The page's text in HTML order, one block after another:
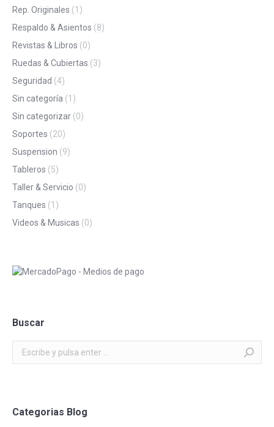
Rep. Originales (1)
Respaldo & Asientos (8)
Revistas & Libros (0)
Ruedas & Cubiertas (3)
Seguridad (4)
Sin categoría (1)
Sin categorizar (0)
Soportes (20)
Suspension (9)
Tableros (5)
Taller & Servicio (0)
Tanques (1)
Videos & Musicas (0)
Buscar
Categorias Blog